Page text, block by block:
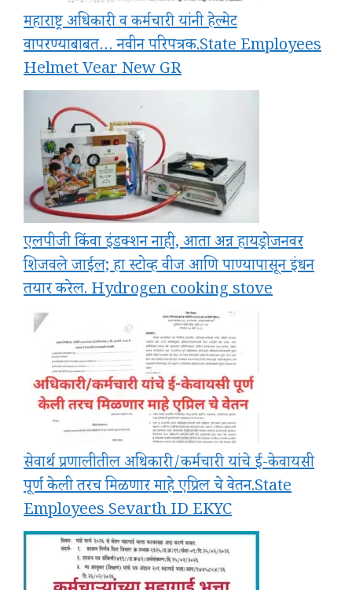
महाराष्ट्र अधिकारी व कर्मचारी यांनी हेल्मेट
वापरण्याबाबत… नवीन परिपत्रक.State Employees
Helmet Vear New GR
एलपीजी किंवा इंडक्शन नाही, आता अन्न हायड्रोजनवर
शिजवले जाईल; हा स्टोव्ह वीज आणि पाण्यापासून इंधन
तयार करेल. Hydrogen cooking stove
सेवार्थ प्रणालीतील अधिकारी/कर्मचारी यांचे ई-केवायसी
पूर्ण केली तरच मिळणार माहे एप्रिल चे वेतन.State
Employees Sevarth ID EKYC